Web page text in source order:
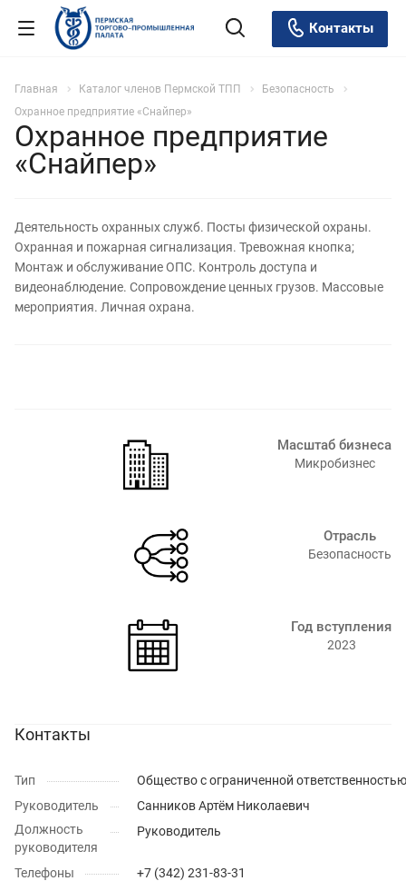
Контакты
Главная Каталог членов Пермской ТПП
Безопасность
Охранное предприятие «Снайпер»
Охранное предприятие
«Снайпер»
Деятельность охранных служб. Посты физической охраны.
Охранная и пожарная сигнализация. Тревожная кнопка;
Монтаж и обслуживание ОПС. Контроль доступа и
видеонаблюдение. Сопровождение ценных грузов. Массовые
мероприятия. Личная охрана.
Масштаб бизнеса
Микробизнес
Отрасль
Безопасность
Год вступления
2023
Контакты
Тип
Общество с ограниченной ответственностью
Руководитель
Санников Артём Николаевич
Должность
руководителя
Руководитель
Телефоны
+7 (342) 231-83-31